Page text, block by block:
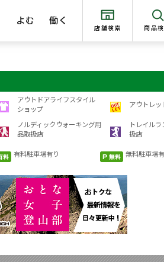
よむ 働く
店舗検索 商品
アウトドアライフスタイル
ショップ
アウトレ
ノルディックウォーキング用
品取扱店
トレイル
扱店
有料駐車場有り 無料駐車場